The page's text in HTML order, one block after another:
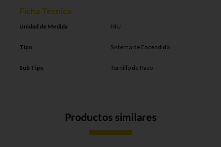
Ficha Técnica
Unidad de Medida NIU
Tipo Sistema de Encendido
Sub Tipo Tornillo de Paso
Productos similares